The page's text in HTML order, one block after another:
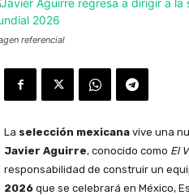
referencial
La selección mexicana vive una
Javier Aguirre, conocido como El
responsabilidad de construir un
2026 que se celebrará en México,